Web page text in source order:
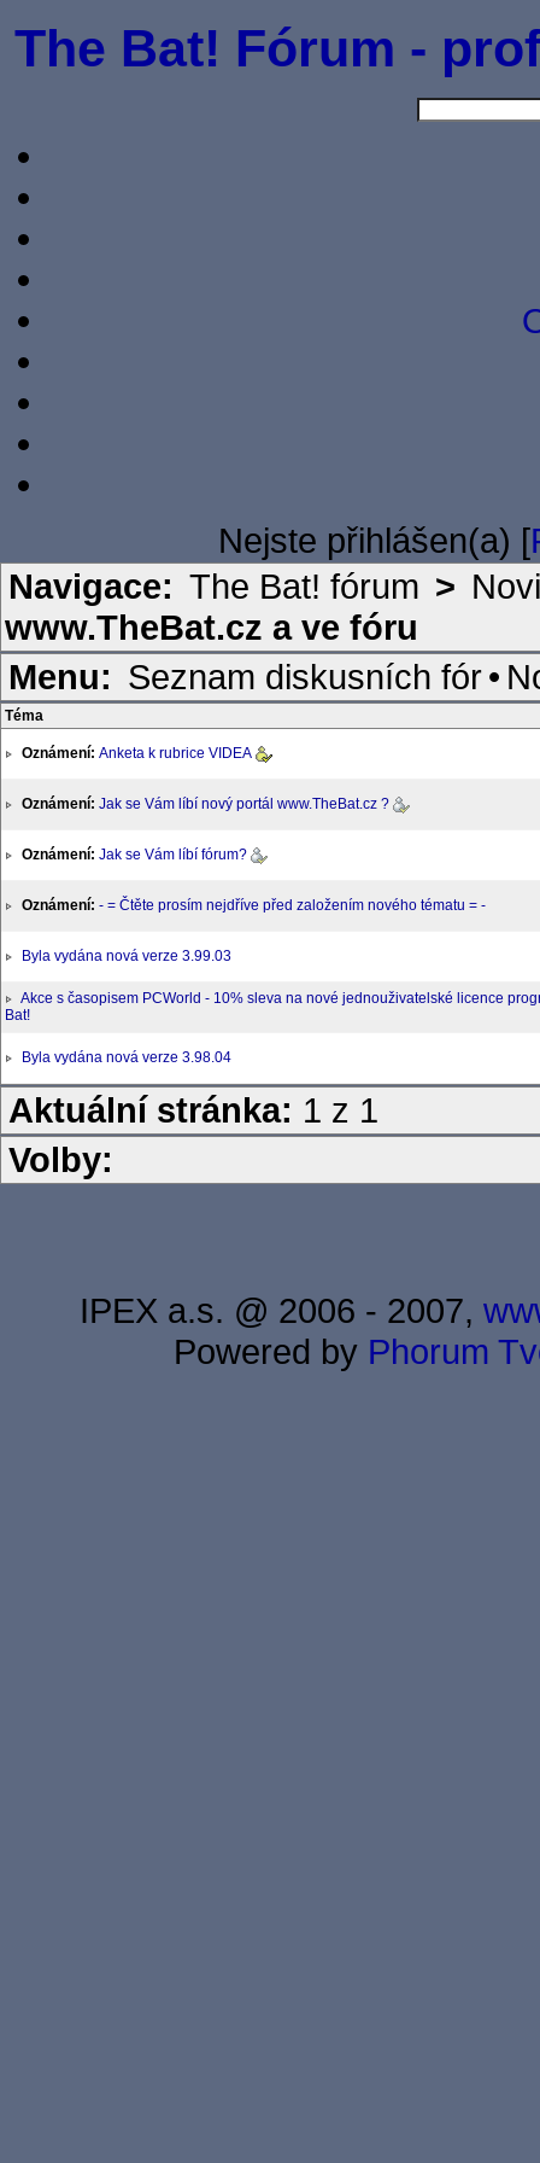
The Bat! Fórum -
Nejste přihlášen(a) [
Navigace: The Bat! fórum >
www.TheBat.cz a ve fóru
Menu: Seznam diskusních fór•
Téma
Oznámení: Anketa k rubrice VIDEA
Oznámení: Jak se Vám líbí nový portál www.TheBat.cz ?
Oznámení: Jak se Vám líbí fórum?
Oznámení: - = Čtěte prosím nejdříve před založením nového tématu = -
Byla vydána nová verze 3.99.03
Akce s časopisem PCWorld - 10% sleva na nové jednouživatelské licence
Bat!
Byla vydána nová verze 3.98.04
Aktuální stránka: 1 z 1
Volby:
IPEX a.s. @ 2006 - 2007,
Powered by Phorum